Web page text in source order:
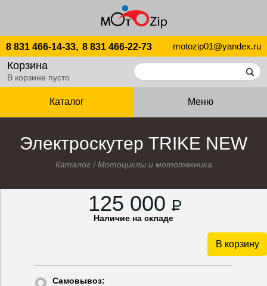
8 831 466-14-33, 8 831 466-22-73 motozip01@yandex.ru
Корзина
В корзине пусто
Каталог Меню
Электроскутер TRIKE NEW
Каталог/Мотоциклы и мототехника
125 000 P
Наличие на складе
В корзину
Самовывоз: